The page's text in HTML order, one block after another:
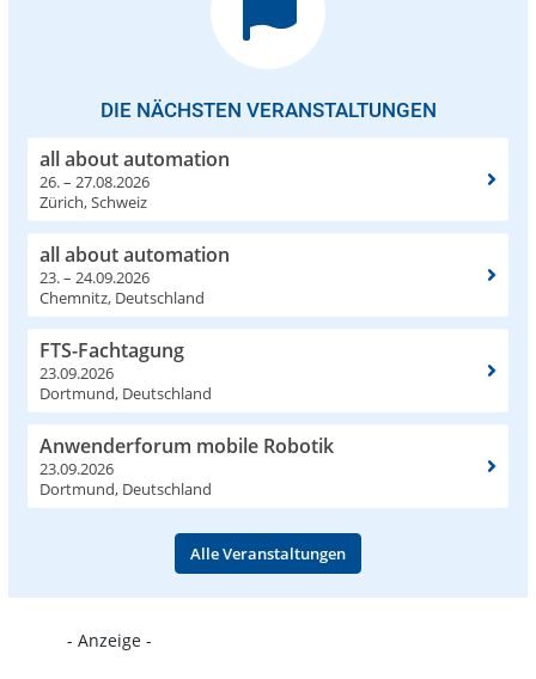
DIE NÄCHSTEN VERANSTALTUNGEN
all about automation
26. – 27.08.2026
Zürich, Schweiz
all about automation
23. – 24.09.2026
Chemnitz, Deutschland
FTS-Fachtagung
23.09.2026
Dortmund, Deutschland
Anwenderforum mobile Robotik
23.09.2026
Dortmund, Deutschland
Alle Veranstaltungen
- Anzeige -